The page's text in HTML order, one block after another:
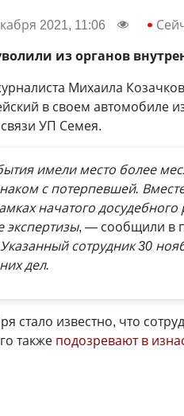
2021, 11:06
из органов
Михаила
в своем автомобиле
УП Семея.
имели место более
с потерпевшей.
начатого
экспертизы, — сообщили в
сотрудник 30
дел.
стало известно, что
также подозревают в